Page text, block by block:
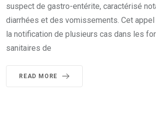
suspect de gastro-entérite, caractérisé
diarrhées et des vomissements. Cet
la notification de plusieurs cas dans les
sanitaires de
READ MORE